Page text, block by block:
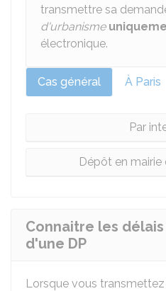
transmettre sa
d'urbanisme
électronique.
Cas général À Paris
Par
Dépôt en mairie
Connaitre les
d'une DP
Lorsque vous